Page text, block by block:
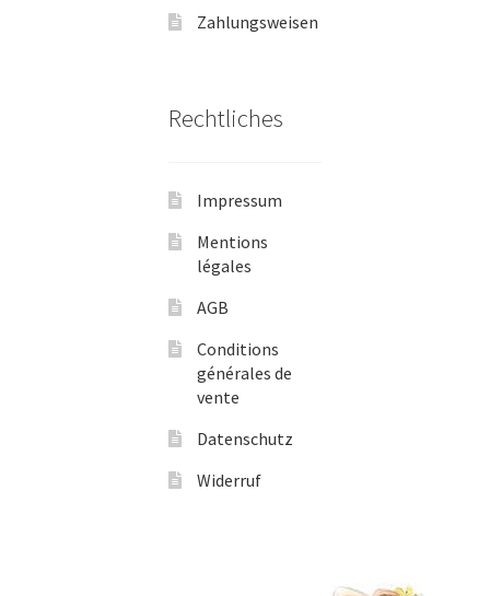
Zahlungsweisen
Rechtliches
Impressum
Mentions
légales
AGB
Conditions
générales de
vente
Datenschutz
Widerruf